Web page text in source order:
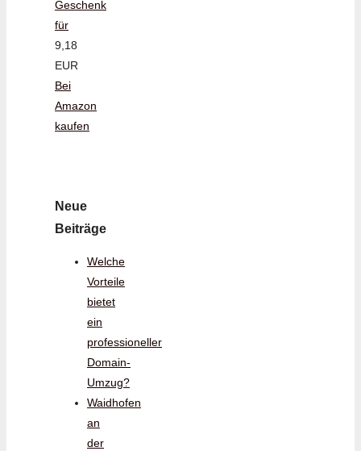
Geschenk
für
9,18
EUR
Bei
Amazon
kaufen
Neue
Beiträge
Welche
Vorteile
bietet
ein
professioneller
Domain-
Umzug?
Waidhofen
an
der